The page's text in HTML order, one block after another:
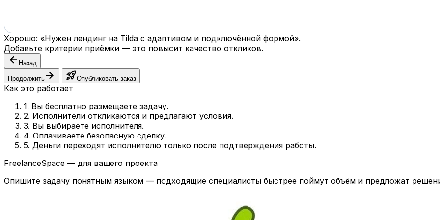
Хорошо: «Нужен лендинг на Tilda с адаптивом и подключённой формой».
Добавьте критерии приёмки — это повысит качество откликов.
arrow_back Назад
Продолжить arrow_forward rocket_launchОпубликовать заказ
Как это работает
1. Вы бесплатно размещаете задачу.
2. Исполнители откликаются и предлагают условия.
3. Вы выбираете исполнителя.
4. Оплачиваете безопасную сделку.
5. Деньги переходят исполнителю только после подтверждения работы.
FreelanceSpace — для вашего проекта
Опишите задачу понятным языком — подходящие специалисты быстрее поймут объём и предложат